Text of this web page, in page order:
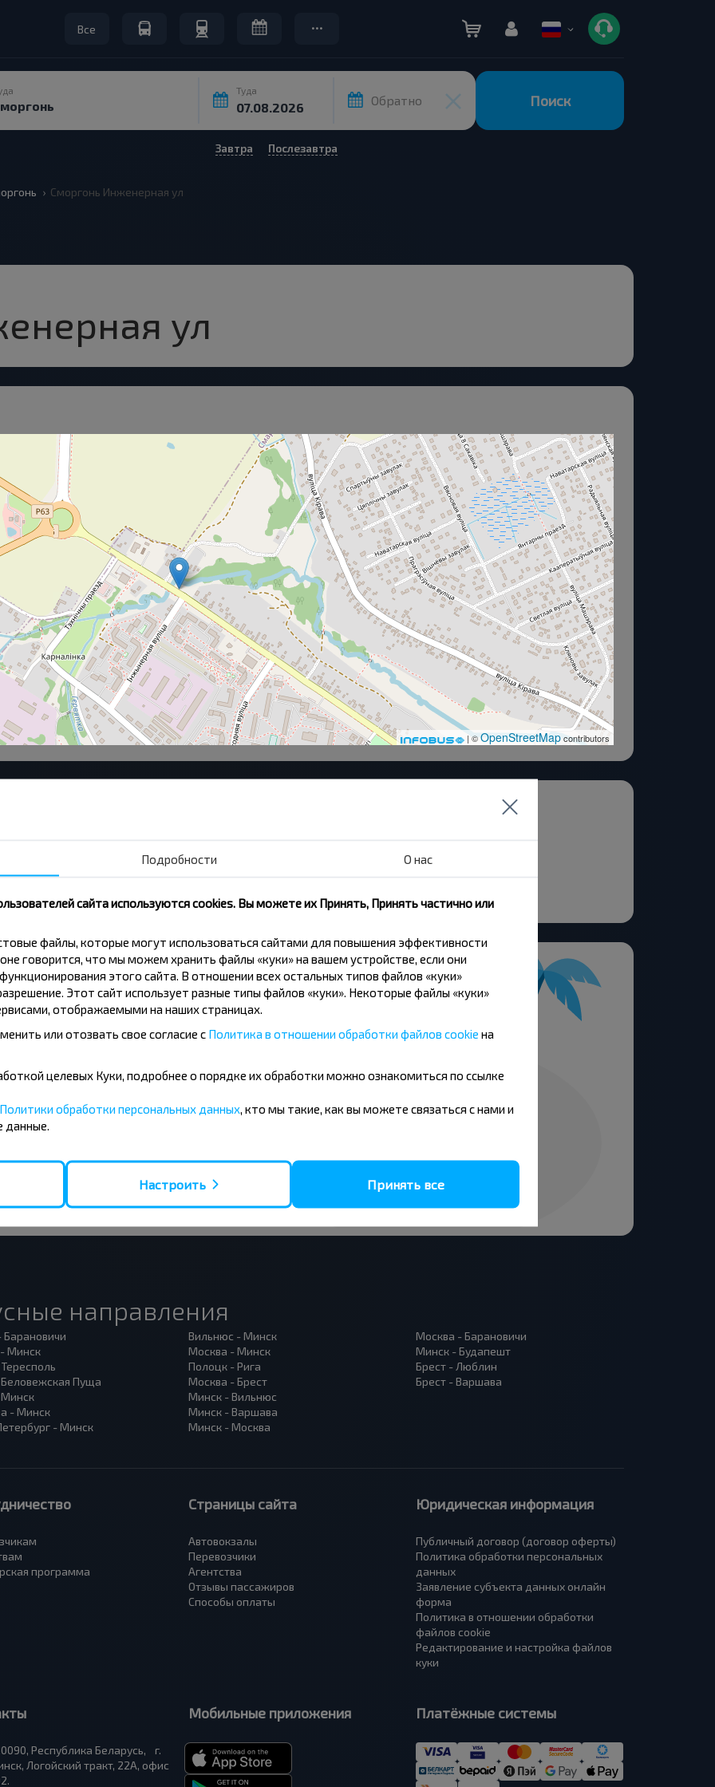
Все
Туда
Обратно Поиск
Завтра Послезавтра
Сморгонь Инженерная ул
ул
| ©OpenStreetMapcontributors
ЖД Вокзал
ОАО ЗАС
Сморгонь СШ-2
Гагарина ул.
дешевле?
и другие интересные
получение новостей и
направления
Минск
Пуща
- Минск
- Минск
Вильнюс - Минск
Москва - Минск
Полоцк - Рига
Москва - Брест
Минск - Вильнюс
Минск - Варшава
Минск - Москва
Москва - Барановичи
Минск - Будапешт
Брест - Люблин
Брест - Варшава
программа
Страницы сайта
Автовокзалы
Перевозчики
Агентства
Отзывы пассажиров
Способы оплаты
Юридическая информация
Публичный договор (договор оферты)
Политика обработки персональных
данных
Заявление субъекта данных онлайн
форма
Политика в отношении обработки
файлов cookie
Редактирование и настройка файлов
куки
Республика Беларусь, г.
Логойский тракт, 22А, офис
Мобильные приложения Платёжные системы
Подробности О нас
сайта используются cookies. Вы можете их Принять, Принять частично или
файлы, которые могут использоваться сайтами для повышения эффективности
говорится, что мы можем хранить файлы «куки» на вашем устройстве, если они
этого сайта. В отношении всех остальных типов файлов «куки»
Этот сайт использует разные типы файлов «куки». Некоторые файлы «куки»
отображаемыми на наших страницах.
или отозвать свое согласие с Политика в отношении обработки файлов cookie на
целевых Куки, подробнее о порядке их обработки можно ознакомиться по ссылке
Политики обработки персональных данных , кто мы такие, как вы можете связаться с нами и
данные.
Настроить Принять все